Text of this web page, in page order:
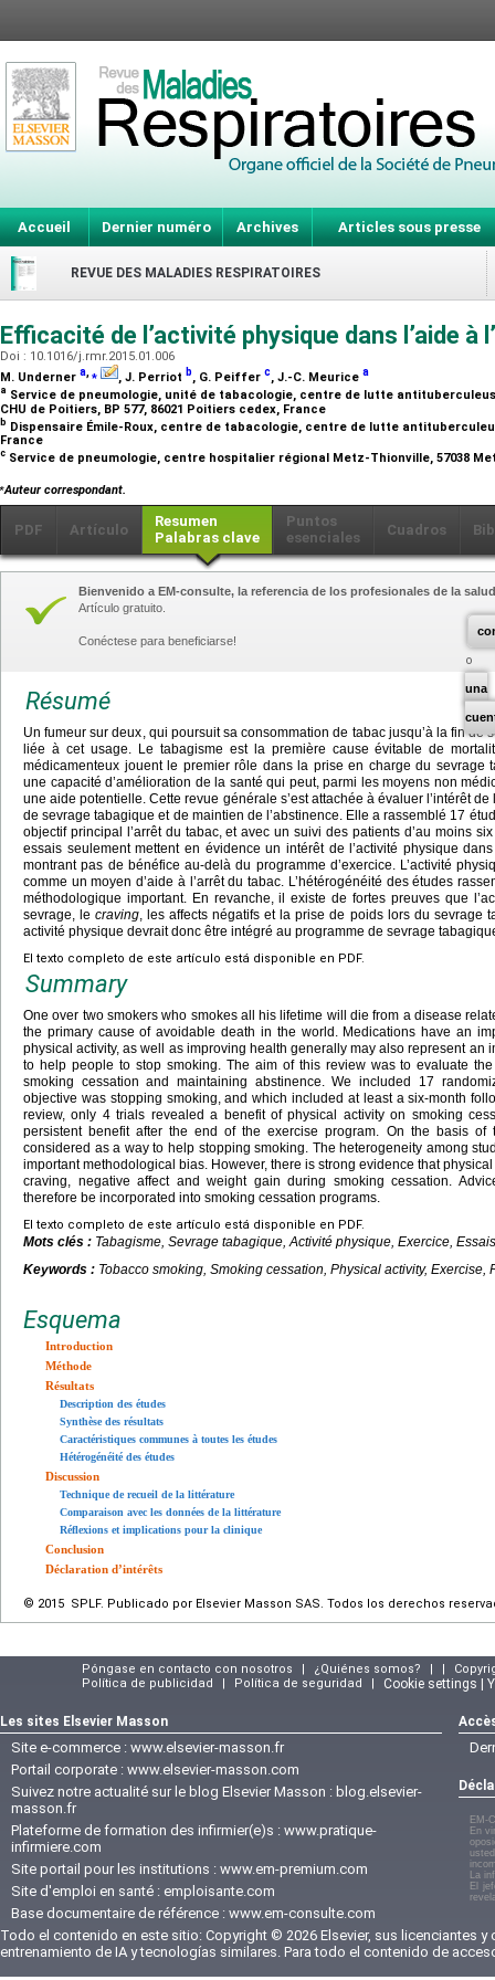
Accueil Dernier numéro Archives Articles sous presse
REVUE DES MALADIES RESPIRATOIRES
Efficacité de l’activité physique dans l’aide à
Doi : 10.1016/j.rmr.2015.01.006
M. Underner a,⁎ , J. Perriot b, G. Peiffer c, J.-C. Meurice a
a Service de pneumologie, unité de tabacologie, centre de lutte
CHU de Poitiers, BP 577, 86021 Poitiers cedex, France
b Dispensaire Émile-Roux, centre de tabacologie, centre de lutte
France
c Service de pneumologie, centre hospitalier régional Metz-Thionville, 57038
⁎Auteur correspondant.
PDF Artículo
Resumen
Palabras clave
Puntos
esenciales
Cuadros
una
Bienvenido a EM-consulte, la referencia de los profesionales de la
Artículo gratuito.
Conéctese para beneficiarse!
Résumé
Un fumeur sur deux, qui poursuit sa consommation de tabac jusqu’à la fin de
liée à cet usage. Le tabagisme est la première cause évitable de
médicamenteux jouent le premier rôle dans la prise en charge du sevrage
une capacité d’amélioration de la santé qui peut, parmi les moyens non
une aide potentielle. Cette revue générale s’est attachée à évaluer l’intérêt
de sevrage tabagique et de maintien de l’abstinence. Elle a rassemblé 17
objectif principal l’arrêt du tabac, et avec un suivi des patients d’au moins
essais seulement mettent en évidence un intérêt de l’activité physique
montrant pas de bénéfice au-delà du programme d’exercice. L’activité
comme un moyen d’aide à l’arrêt du tabac. L’hétérogénéité des études
méthodologique important. En revanche, il existe de fortes preuves que
sevrage, lecraving , les affects négatifs et la prise de poids lors du sevrage
activité physique devrait donc être intégré au programme de sevrage
El texto completo de este artículo está disponible en PDF.
Summary
One over two smokers who smokes all his lifetime will die from a disease
the primary cause of avoidable death in the world. Medications have an
physical activity, as well as improving health generally may also represent an
to help people to stop smoking. The aim of this review was to evaluate
smoking cessation and maintaining abstinence. We included 17
objective was stopping smoking, and which included at least a six-month
review, only 4 trials revealed a benefit of physical activity on smoking
persistent benefit after the end of the exercise program. On the basis of
considered as a way to help stopping smoking. The heterogeneity among
important methodological bias. However, there is strong evidence that
craving, negative affect and weight gain during smoking cessation.
therefore be incorporated into smoking cessation programs.
El texto completo de este artículo está disponible en PDF.
Mots clés : Tabagisme, Sevrage tabagique, Activité physique, Exercice,
Keywords : Tobacco smoking, Smoking cessation, Physical activity,
Esquema
Introduction
Méthode
Résultats
Description des études
Synthèse des résultats
Caractéristiques communes à toutes les études
Hétérogénéité des études
Discussion
Technique de recueil de la littérature
Comparaison avec les données de la littérature
Réflexions et implications pour la clinique
Conclusion
Déclaration d’intérêts
© 2015 SPLF. Publicado por Elsevier Masson SAS. Todos los derechos
Póngase en contacto con nosotros | ¿Quiénes somos? | |
Política de publicidad
| Política de seguridad | Cookie settings |
Les sites Elsevier Masson
Site e-commerce : www.elsevier-masson.fr
Portail corporate : www.elsevier-masson.com
Suivez notre actualité sur le blog Elsevier Masson : blog.elsevier-
masson.fr
Plateforme de formation des infirmier(e)s : www.pratique-
infirmiere.com
Site portail pour les institutions : www.em-premium.com
Site d'emploi en santé : emploisante.com
Base documentaire de référence : www.em-consulte.com
EM-
En
La
El
Todo el contenido en este sitio: Copyright © 2026 Elsevier, sus licenciantes
entrenamiento de IA y tecnologías similares. Para todo el contenido de